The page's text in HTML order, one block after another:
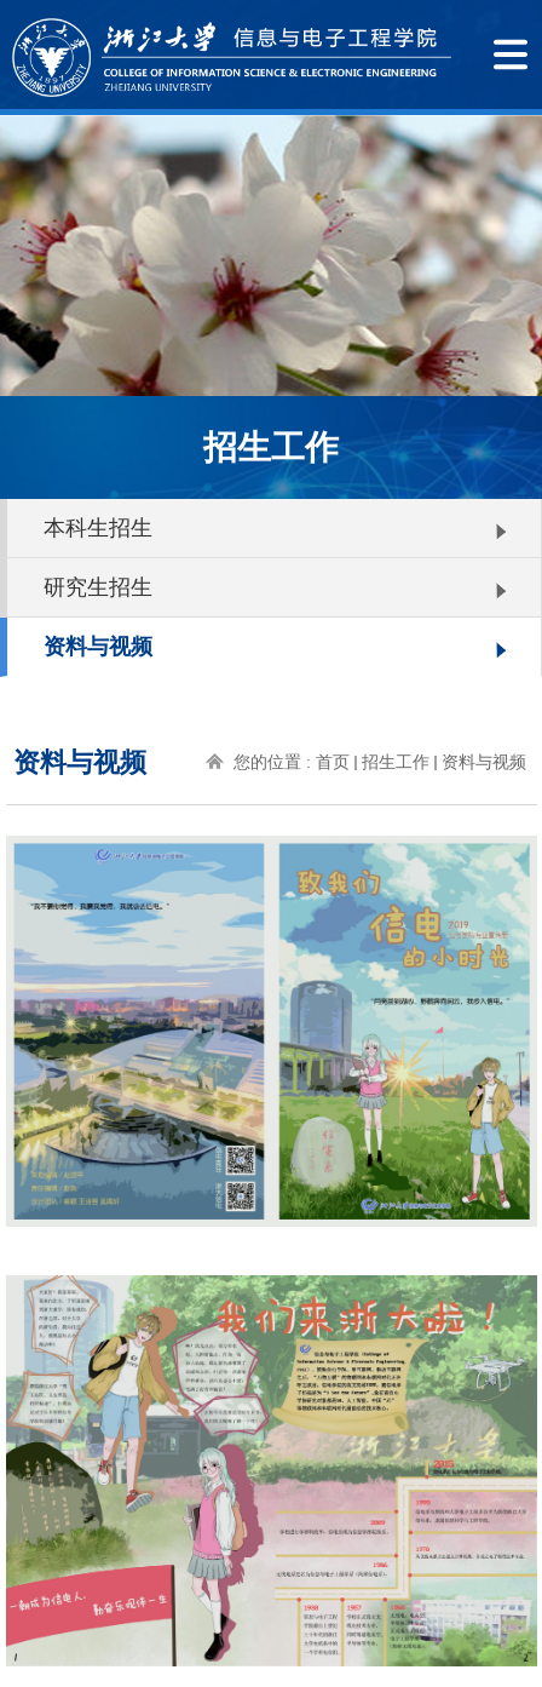
招生工作
本科生招生
研究生招生
资料与视频
资料与视频 您的位置 : 首页 招生工作 资料与视频